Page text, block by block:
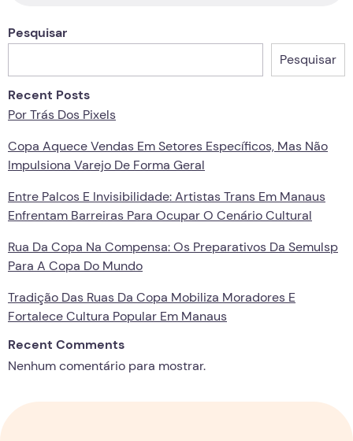
Pesquisar
Pesquisar
Recent Posts
Por Trás Dos Pixels
Copa Aquece Vendas Em Setores Específicos, Mas Não
Impulsiona Varejo De Forma Geral
Entre Palcos E Invisibilidade: Artistas Trans Em Manaus
Enfrentam Barreiras Para Ocupar O Cenário Cultural
Rua Da Copa Na Compensa: Os Preparativos Da Semulsp
Para A Copa Do Mundo
Tradição Das Ruas Da Copa Mobiliza Moradores E
Fortalece Cultura Popular Em Manaus
Recent Comments
Nenhum comentário para mostrar.